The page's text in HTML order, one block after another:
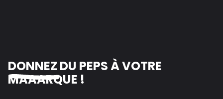
DONNEZ DU PEPS À VOTRE
MA RQUE !